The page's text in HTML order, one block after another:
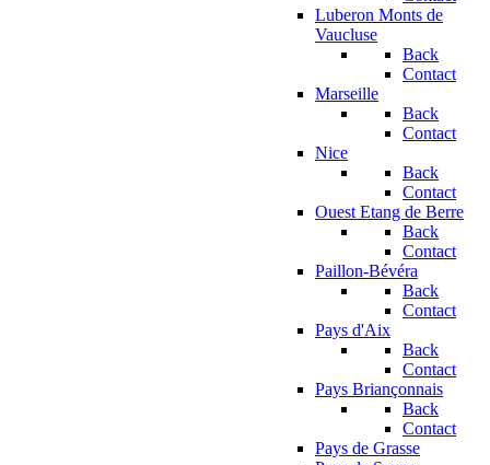
Luberon Monts de
Vaucluse
Back
Contact
Marseille
Back
Contact
Nice
Back
Contact
Ouest Etang de Berre
Back
Contact
Paillon-Bévéra
Back
Contact
Pays d'Aix
Back
Contact
Pays Briançonnais
Back
Contact
Pays de Grasse